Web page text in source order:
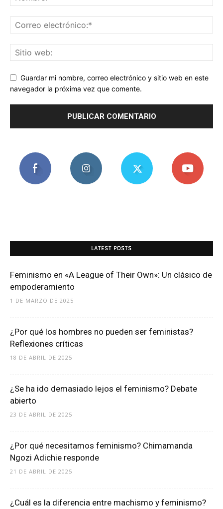
Guardar mi nombre, correo electrónico y sitio web en este
navegador la próxima vez que comente.
LATEST POSTS
Feminismo en «A League of Their Own»: Un clásico de
empoderamiento
1 DE MARZO DE 2025
¿Por qué los hombres no pueden ser feministas?
Reflexiones críticas
18 DE ABRIL DE 2025
¿Se ha ido demasiado lejos el feminismo? Debate
abierto
23 DE ABRIL DE 2025
¿Por qué necesitamos feminismo? Chimamanda
Ngozi Adichie responde
21 DE ABRIL DE 2025
¿Cuál es la diferencia entre machismo y feminismo?